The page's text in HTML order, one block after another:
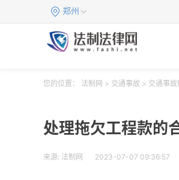
郑州
您的位置： 法制网 > 交通事故 > 交通事故
处理拖欠工程款的
来源: 法制网 2023-07-07 09:36:57